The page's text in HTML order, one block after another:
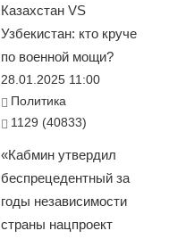
Казахстан VS
Узбекистан: кто круче
по военной мощи?
28.01.2025 11:00
Политика
1129 (40833)
«Кабмин утвердил
беспрецедентный за
годы независимости
страны нацпроект